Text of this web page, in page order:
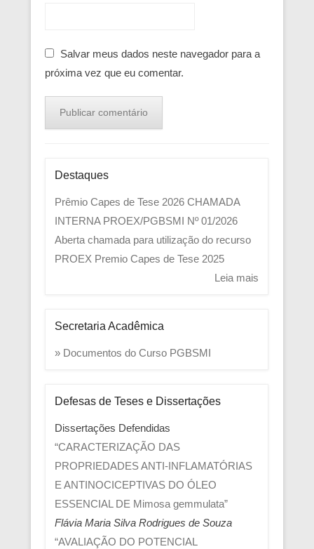
Salvar meus dados neste navegador para a
próxima vez que eu comentar.
Destaques
Prêmio Capes de Tese 2026 CHAMADA
INTERNA PROEX/PGBSMI Nº 01/2026
Aberta chamada para utilização do recurso
PROEX Premio Capes de Tese 2025
Leia mais
Secretaria Acadêmica
» Documentos do Curso PGBSMI
Defesas de Teses e Dissertações
Dissertações Defendidas
“CARACTERIZAÇÃO DAS
PROPRIEDADES ANTI-INFLAMATÓRIAS
E ANTINOCICEPTIVAS DO ÓLEO
ESSENCIAL DE Mimosa gemmulata”
Flávia Maria Silva Rodrigues de Souza
“AVALIAÇÃO DO POTENCIAL